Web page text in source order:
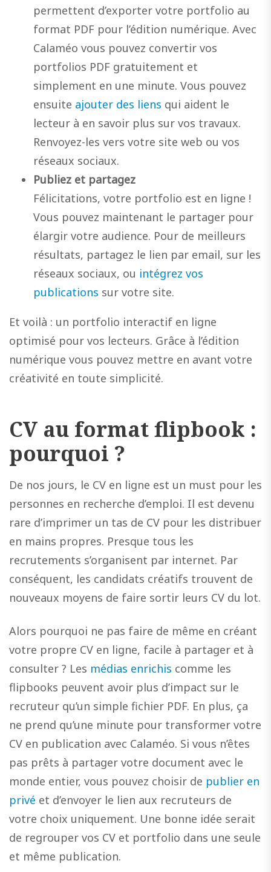
permettent d’exporter votre portfolio au
format PDF pour l’édition numérique. Avec
Calaméo vous pouvez convertir vos
portfolios PDF gratuitement et
simplement en une minute. Vous pouvez
ensuite ajouter des liens qui aident le
lecteur à en savoir plus sur vos travaux.
Renvoyez-les vers votre site web ou vos
réseaux sociaux.
Publiez et partagez
Félicitations, votre portfolio est en ligne !
Vous pouvez maintenant le partager pour
élargir votre audience. Pour de meilleurs
résultats, partagez le lien par email, sur les
réseaux sociaux, ou intégrez vos
publications sur votre site.
Et voilà : un portfolio interactif en ligne
optimisé pour vos lecteurs. Grâce à l’édition
numérique vous pouvez mettre en avant votre
créativité en toute simplicité.
CV au format flipbook :
pourquoi ?
De nos jours, le CV en ligne est un must pour les
personnes en recherche d’emploi. Il est devenu
rare d’imprimer un tas de CV pour les distribuer
en mains propres. Presque tous les
recrutements s’organisent par internet. Par
conséquent, les candidats créatifs trouvent de
nouveaux moyens de faire sortir leurs CV du lot.
Alors pourquoi ne pas faire de même en créant
votre propre CV en ligne, facile à partager et à
consulter ? Les médias enrichis comme les
flipbooks peuvent avoir plus d’impact sur le
recruteur qu’un simple fichier PDF. En plus, ça
ne prend qu’une minute pour transformer votre
CV en publication avec Calaméo. Si vous n’êtes
pas prêts à partager votre document avec le
monde entier, vous pouvez choisir de publier en
privé et d’envoyer le lien aux recruteurs de
votre choix uniquement. Une bonne idée serait
de regrouper vos CV et portfolio dans une seule
et même publication.